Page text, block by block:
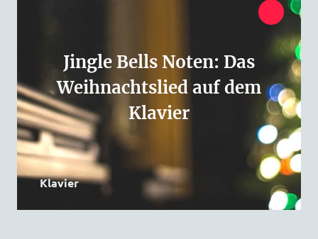
Jingle Bells Noten: Das
Weihnachtslied auf dem
Klavier
Klavier